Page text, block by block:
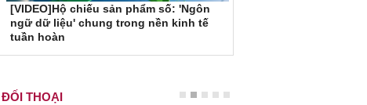
[VIDEO]Hộ chiếu sản phẩm số: 'Ngôn
ngữ dữ liệu' chung trong nền kinh tế
tuần hoàn
ĐỐI THOẠI